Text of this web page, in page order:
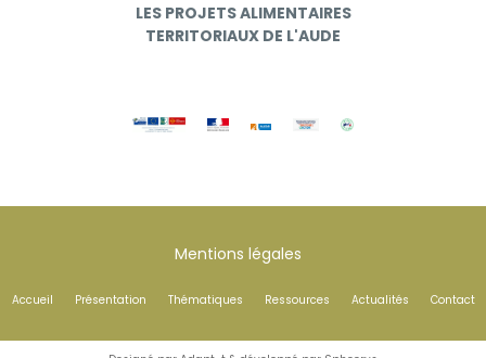
LES PROJETS ALIMENTAIRES
TERRITORIAUX DE L'AUDE
Mentions légales
Accueil Présentation Thématiques Ressources Actualités Contact